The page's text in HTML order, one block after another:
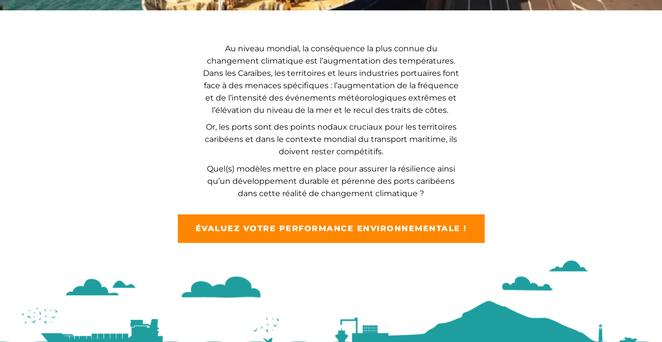
Au niveau mondial, la conséquence la plus connue du
changement climatique est l’augmentation des températures.
Dans les Caraïbes, les territoires et leurs industries portuaires font
face à des menaces spécifiques : l’augmentation de la fréquence
et de l’intensité des événements météorologiques extrêmes et
l’élévation du niveau de la mer et le recul des traits de côtes.
Or, les ports sont des points nodaux cruciaux pour les territoires
caribéens et dans le contexte mondial du transport maritime, ils
doivent rester compétitifs.
Quel(s) modèles mettre en place pour assurer la résilience ainsi
qu’un développement durable et pérenne des ports caribéens
dans cette réalité de changement climatique ?
ÉVALUEZ VOTRE PERFORMANCE ENVIRONNEMENTALE !